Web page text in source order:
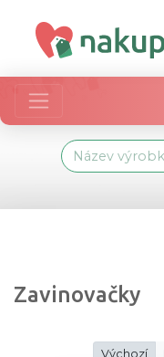
Zavinovačky
Výchozí